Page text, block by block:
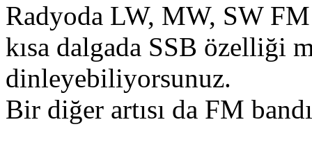
Radyoda LW, MW, SW
kısa dalgada SSB özelliği
dinleyebiliyorsunuz.
Bir diğer artısı da FM